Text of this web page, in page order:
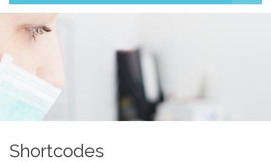
Shortcodes